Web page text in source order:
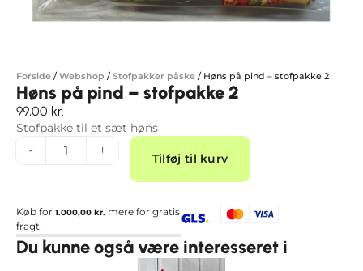
Forside / Webshop / Stofpakker påske / Høns på pind – stofpakke 2
Høns på pind – stofpakke 2
99,00 kr.
Stofpakke til et sæt høns
- +
Tilføj til kurv
Køb for 1.000,00 kr. mere for gratis
fragt!
Du kunne også være interesseret i